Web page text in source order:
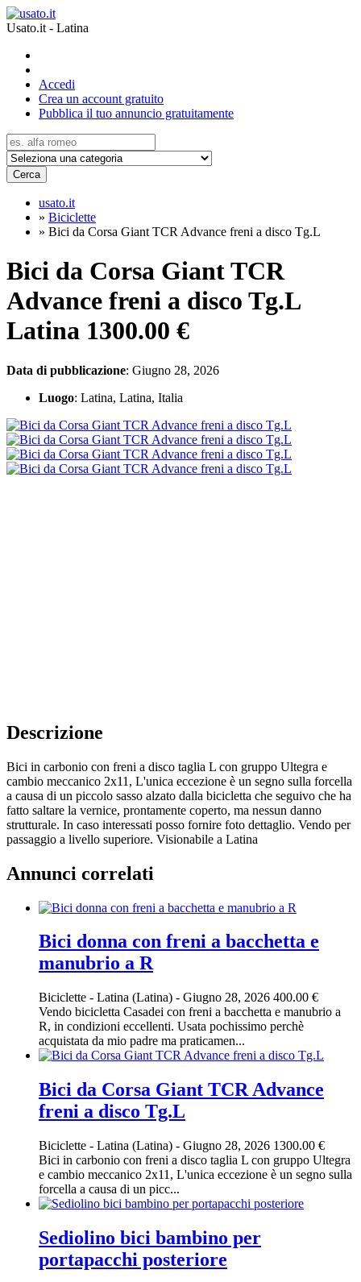
Usato.it - Latina
Accedi
Crea un account gratuito
Pubblica il tuo annuncio gratuitamente
Cerca
usato.it
» Biciclette
» Bici da Corsa Giant TCR Advance freni a disco Tg.L
Bici da Corsa Giant TCR
Advance freni a disco Tg.L
Latina 1300.00 €
Data di pubblicazione: Giugno 28, 2026
Luogo: Latina, Latina, Italia
Descrizione
Bici in carbonio con freni a disco taglia L con gruppo Ultegra e
cambio meccanico 2x11, L'unica eccezione è un segno sulla forcella
a causa di un piccolo sasso alzato dalla bicicletta che seguivo che ha
fatto saltare la vernice, prontamente coperto, ma nessun danno
strutturale. In caso interessati posso fornire foto dettaglio. Vendo per
passaggio a livello superiore. Visionabile a Latina
Annunci correlati
Bici donna con freni a bacchetta e
manubrio a R
Biciclette - Latina (Latina) - Giugno 28, 2026 400.00 €
Vendo bicicletta Casadei con freni a bacchetta e manubrio a
R, in condizioni eccellenti. Usata pochissimo perchè
acquistata da mio padre ma praticamen...
Bici da Corsa Giant TCR Advance
freni a disco Tg.L
Biciclette - Latina (Latina) - Giugno 28, 2026 1300.00 €
Bici in carbonio con freni a disco taglia L con gruppo Ultegra
e cambio meccanico 2x11, L'unica eccezione è un segno sulla
forcella a causa di un picc...
Sediolino bici bambino per
portapacchi posteriore